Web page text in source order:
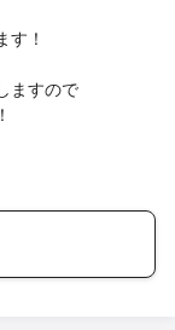
す！
ますので